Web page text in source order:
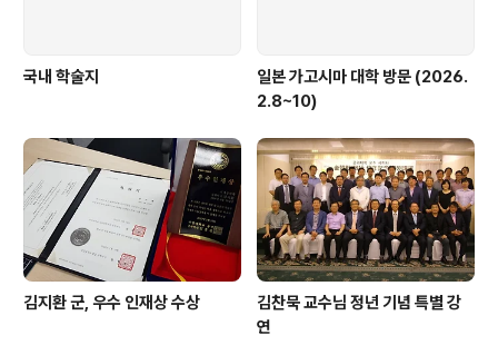
국내 학술지
일본 가고시마 대학 방문 (2026.
2.8~10)
김지환 군, 우수 인재상 수상
김찬묵 교수님 정년 기념 특별 강
연